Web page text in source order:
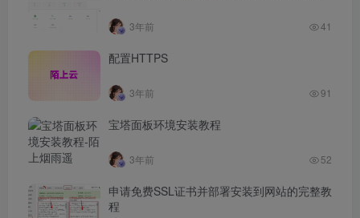
3年前 41
配置HTTPS
3年前 91
宝塔面板环境安装教程
3年前 52
申请免费SSL证书并部署安装到网站的完整教
程